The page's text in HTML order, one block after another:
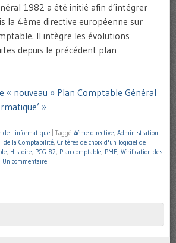
1982 a été initié afin d’intégrer
la 4ème directive européenne sur
Il intègre les évolutions
depuis le précédent plan
« nouveau » Plan Comptable Général
»
de l'informatique Taggé 4ème directive, Administration
de la Comptabilité, Critères de choix d'un logiciel de
, Histoire, PCG 82, Plan comptable, PME, Vérification des
Un commentaire